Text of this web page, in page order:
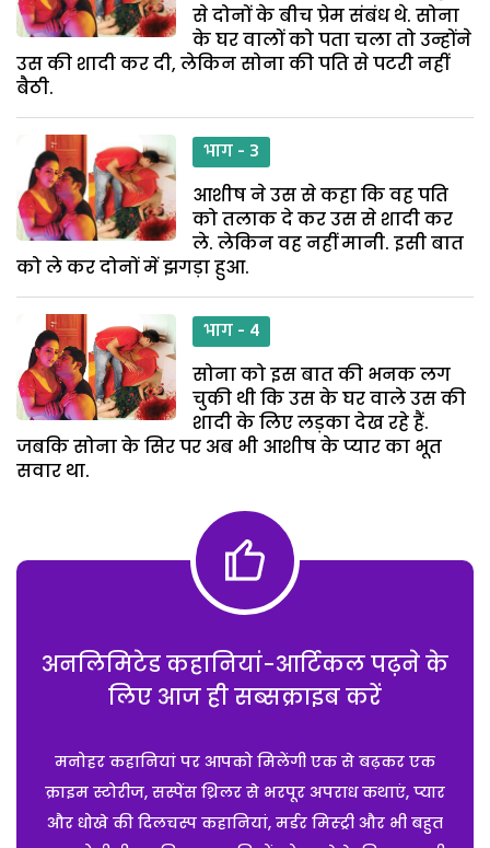
से दोनों के बीच प्रेम संबंध थे. सोना
के घर वालों को पता चला तो उन्होंने
उस की शादी कर दी, लेकिन सोना की पति से पटरी नहीं
बैठी.
भाग - 3
आशीष ने उस से कहा कि वह पति
को तलाक दे कर उस से शादी कर
ले. लेकिन वह नहीं मानी. इसी बात
को ले कर दोनों में झगड़ा हुआ.
भाग - 4
सोना को इस बात की भनक लग
चुकी थी कि उस के घर वाले उस की
शादी के लिए लड़का देख रहे हैं.
जबकि सोना के सिर पर अब भी आशीष के प्यार का भूत
सवार था.
अनलिमिटेड कहानियां-आर्टिकल पढ़ने के
लिए आज ही सब्सक्राइब करें
मनोहर कहानियां पर आपको मिलेंगी एक से बढ़कर एक
क्राइम स्टोरीज, सस्पेंस थ्रिलर से भरपूर अपराध कथाएं, प्यार
और धोखे की दिलचस्प कहानियां, मर्डर मिस्ट्री और भी बहुत